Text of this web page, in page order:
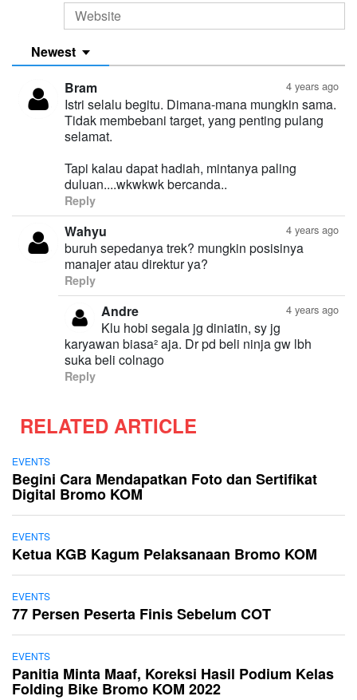
Newest
4 years ago
Bram
Istri selalu begitu. Dimana-mana mungkin sama.
Tidak membebani target, yang penting pulang
selamat.
Tapi kalau dapat hadiah, mintanya paling
duluan....wkwkwk bercanda..
Reply
4 years ago
Wahyu
buruh sepedanya trek? mungkin posisinya
manajer atau direktur ya?
Reply
4 years ago
Andre
Klu hobi segala jg diniatin, sy jg
karyawan biasa² aja. Dr pd beli ninja gw lbh
suka beli colnago
Reply
RELATED ARTICLE
EVENTS
Begini Cara Mendapatkan Foto dan Sertifikat
Digital Bromo KOM
EVENTS
Ketua KGB Kagum Pelaksanaan Bromo KOM
EVENTS
77 Persen Peserta Finis Sebelum COT
EVENTS
Panitia Minta Maaf, Koreksi Hasil Podium Kelas
Folding Bike Bromo KOM 2022